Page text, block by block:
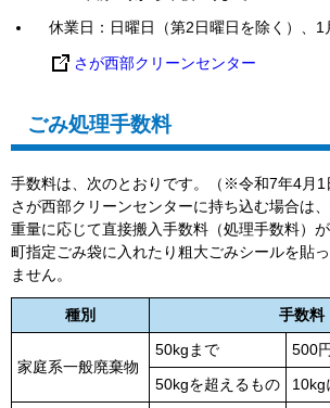
休業日：日曜日（第2日曜日を除く）、
さが西部クリーンセンター
ごみ処理手数料
手数料は、次のとおりです。（※令和7年4月1
さが西部クリーンセンターに持ち込む場合は
重量に応じて直接搬入手数料（処理手数料）
町指定ごみ袋に入れたり粗大ごみシールを貼
ません。
種別 手数料
家庭系一般廃棄物
50kgまで
500
50kgを超えるもの
10kg